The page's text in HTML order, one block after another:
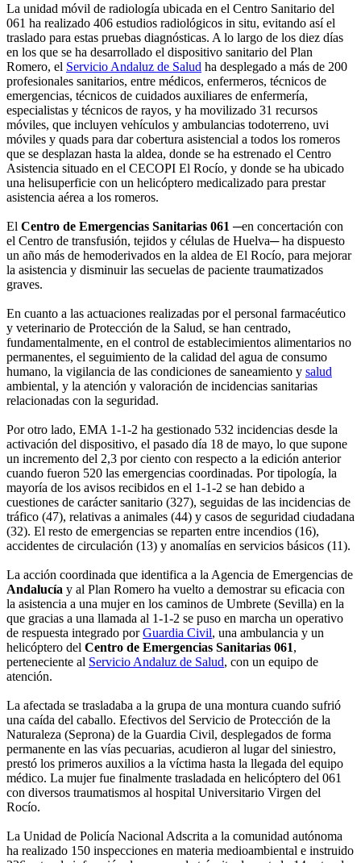
La unidad móvil de radiología ubicada en el Centro Sanitario del
061 ha realizado 406 estudios radiológicos in situ, evitando así el
traslado para estas pruebas diagnósticas. A lo largo de los diez días
en los que se ha desarrollado el dispositivo sanitario del Plan
Romero, el Servicio Andaluz de Salud ha desplegado a más de 200
profesionales sanitarios, entre médicos, enfermeros, técnicos de
emergencias, técnicos de cuidados auxiliares de enfermería,
especialistas y técnicos de rayos, y ha movilizado 31 recursos
móviles, que incluyen vehículos y ambulancias todoterreno, uvi
móviles y quads para dar cobertura asistencial a todos los romeros
que se desplazan hasta la aldea, donde se ha estrenado el Centro
Asistencia situado en el CECOPI El Rocío, y donde se ha ubicado
una helisuperficie con un helicóptero medicalizado para prestar
asistencia aérea a los romeros.
El Centro de Emergencias Sanitarias 061 ─en concertación con
el Centro de transfusión, tejidos y células de Huelva─ ha dispuesto
un año más de hemoderivados en la aldea de El Rocío, para mejorar
la asistencia y disminuir las secuelas de paciente traumatizados
graves.
En cuanto a las actuaciones realizadas por el personal farmacéutico
y veterinario de Protección de la Salud, se han centrado,
fundamentalmente, en el control de establecimientos alimentarios no
permanentes, el seguimiento de la calidad del agua de consumo
humano, la vigilancia de las condiciones de saneamiento y salud
ambiental, y la atención y valoración de incidencias sanitarias
relacionadas con la seguridad.
Por otro lado, EMA 1-1-2 ha gestionado 532 incidencias desde la
activación del dispositivo, el pasado día 18 de mayo, lo que supone
un incremento del 2,3 por ciento con respecto a la edición anterior
cuando fueron 520 las emergencias coordinadas. Por tipología, la
mayoría de los avisos recibidos en el 1-1-2 se han debido a
cuestiones de carácter sanitario (327), seguidas de las incidencias de
tráfico (47), relativas a animales (44) y casos de seguridad ciudadana
(32). El resto de emergencias se reparten entre incendios (16),
accidentes de circulación (13) y anomalías en servicios básicos (11).
La acción coordinada que identifica a la Agencia de Emergencias de
Andalucía y al Plan Romero ha vuelto a demostrar su eficacia con
la asistencia a una mujer en los caminos de Umbrete (Sevilla) en la
que gracias a una llamada al 1-1-2 se puso en marcha un operativo
de respuesta integrado porGuardia Civil, una ambulancia y un
helicóptero del Centro de Emergencias Sanitarias 061,
perteneciente al Servicio Andaluz de Salud, con un equipo de
atención.
La afectada se trasladaba a la grupa de una montura cuando sufrió
una caída del caballo. Efectivos del Servicio de Protección de la
Naturaleza (Seprona) de la Guardia Civil, desplegados de forma
permanente en las vías pecuarias, acudieron al lugar del siniestro,
prestó los primeros auxilios a la víctima hasta la llegada del equipo
médico. La mujer fue finalmente trasladada en helicóptero del 061
con diversos traumatismos al hospital Universitario Virgen del
Rocío.
La Unidad de Policía Nacional Adscrita a la comunidad autónoma
ha realizado 150 inspecciones en materia medioambiental e instruido